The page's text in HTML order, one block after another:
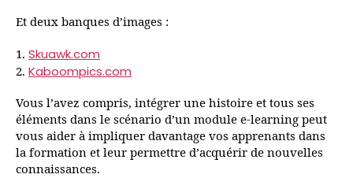
Et deux banques d’images :
1. Skuawk.com
2. Kaboompics.com
Vous l’avez compris, intégrer une histoire et tous ses
éléments dans le scénario d’un module e-learning peut
vous aider à impliquer davantage vos apprenants dans
la formation et leur permettre d’acquérir de nouvelles
connaissances.